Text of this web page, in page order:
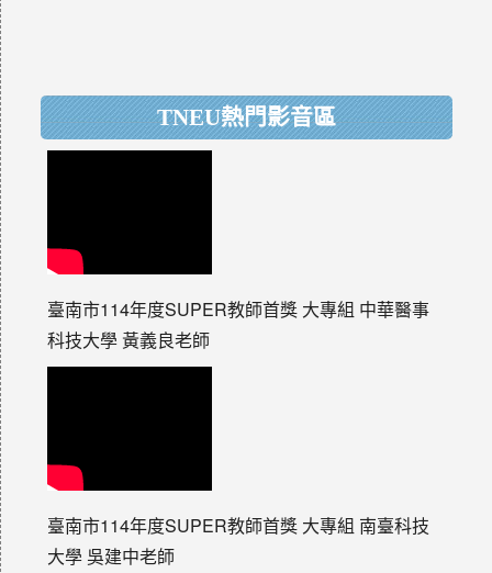
TNEU熱門影音區
臺南市114年度SUPER教師首獎 大專組 中華醫事
科技大學 黃義良老師
臺南市114年度SUPER教師首獎 大專組 南臺科技
大學 吳建中老師